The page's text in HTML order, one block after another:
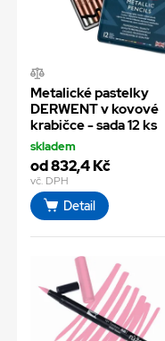
Metalické pastelky
DERWENT v kovové
krabičce - sada 12 ks
skladem
od 832,4 Kč
vč. DPH
Detail